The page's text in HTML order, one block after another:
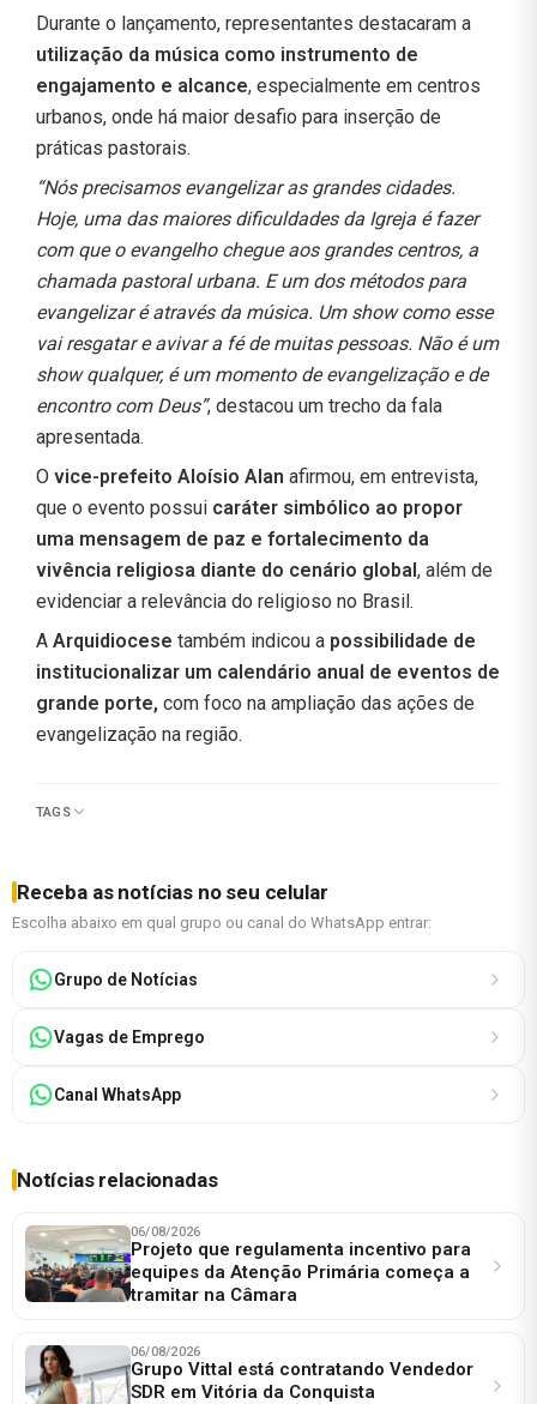
Durante o lançamento, representantes destacaram a
utilização da música como instrumento de
engajamento e alcance, especialmente em centros
urbanos, onde há maior desafio para inserção de
práticas pastorais.
“Nós precisamos evangelizar as grandes cidades.
Hoje, uma das maiores dificuldades da Igreja é fazer
com que o evangelho chegue aos grandes centros, a
chamada pastoral urbana. E um dos métodos para
evangelizar é através da música. Um show como esse
vai resgatar e avivar a fé de muitas pessoas. Não é um
show qualquer, é um momento de evangelização e de
encontro com Deus”, destacou um trecho da fala
apresentada.
O vice-prefeito Aloísio Alan afirmou, em entrevista,
que o evento possui caráter simbólico ao propor
uma mensagem de paz e fortalecimento da
vivência religiosa diante do cenário global, além de
evidenciar a relevância do religioso no Brasil.
A Arquidiocese também indicou a possibilidade de
institucionalizar um calendário anual de eventos de
grande porte, com foco na ampliação das ações de
evangelização na região.
TAGS
Receba as notícias no seu celular
Escolha abaixo em qual grupo ou canal do WhatsApp entrar:
Grupo de Notícias
Vagas de Emprego
Canal WhatsApp
Notícias relacionadas
06/08/2026
Projeto que regulamenta incentivo para
equipes da Atenção Primária começa a
tramitar na Câmara
06/08/2026
Grupo Vittal está contratando Vendedor
SDR em Vitória da Conquista